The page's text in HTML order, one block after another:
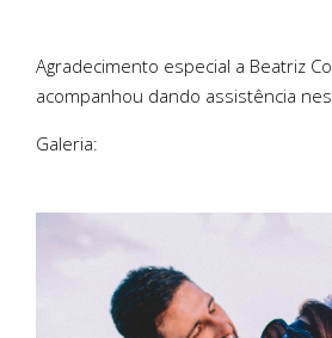
Agradecimento especial a Beatriz
acompanhou dando assistência
Galeria: